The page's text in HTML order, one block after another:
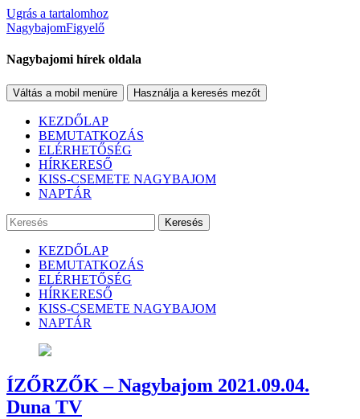
Ugrás a tartalomhoz
NagybajomFigyelő
Nagybajomi hírek oldala
Váltás a mobil menüre Használja a keresés mezőt
KEZDŐLAP
BEMUTATKOZÁS
ELÉRHETŐSÉG
HÍRKERESŐ
KISS-CSEMETE NAGYBAJOM
NAPTÁR
Keresés
KEZDŐLAP
BEMUTATKOZÁS
ELÉRHETŐSÉG
HÍRKERESŐ
KISS-CSEMETE NAGYBAJOM
NAPTÁR
ÍZŐRZŐK – Nagybajom 2021.09.04.
Duna TV